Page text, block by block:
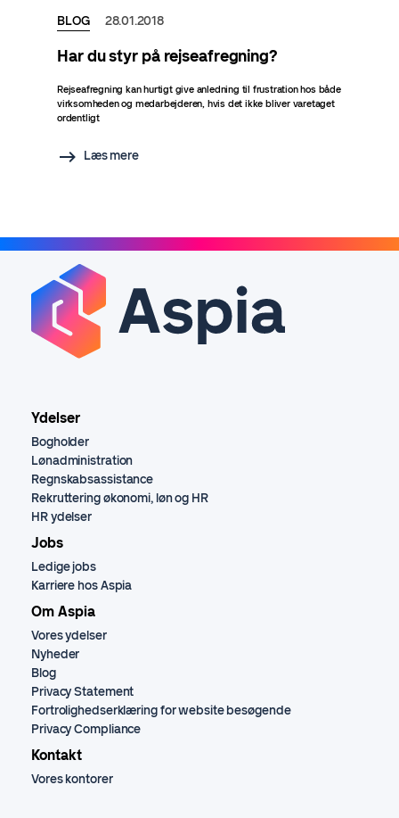
BLOG 28.01.2018
Har du styr på rejseafregning?
Rejseafregning kan hurtigt give anledning til frustration hos både
virksomheden og medarbejderen, hvis det ikke bliver varetaget
ordentligt
Læs mere
Ydelser
Bogholder
Lønadministration
Regnskabsassistance
Rekruttering økonomi, løn og HR
HR ydelser
Jobs
Ledige jobs
Karriere hos Aspia
Om Aspia
Vores ydelser
Nyheder
Blog
Privacy Statement
Fortrolighedserklæring for website besøgende
Privacy Compliance
Kontakt
Vores kontorer